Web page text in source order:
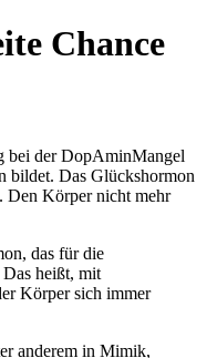
Chance
bei der DopAminMangel
Das Glückshormon
Den Körper nicht mehr
das für die
heißt, mit
Körper sich immer
anderem in Mimik,